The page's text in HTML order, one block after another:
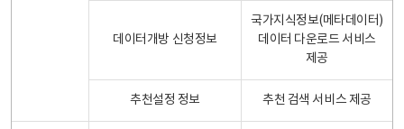
데이터개방 신청정보
국가지식정보(메타데이터)
데이터 다운로드 서비스
제공
추천설정 정보 추천 검색 서비스 제공